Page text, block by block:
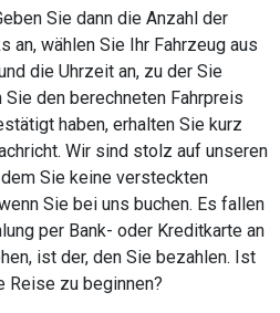
Sie dann die Anzahl der
an, wählen Sie Ihr Fahrzeug aus
die Uhrzeit an, zu der Sie
den berechneten Fahrpreis
haben, erhalten Sie kurz
Wir sind stolz auf unseren
Sie keine versteckten
Sie bei uns buchen. Es fallen
per Bank- oder Kreditkarte an
ist der, den Sie bezahlen. Ist
Reise zu beginnen?